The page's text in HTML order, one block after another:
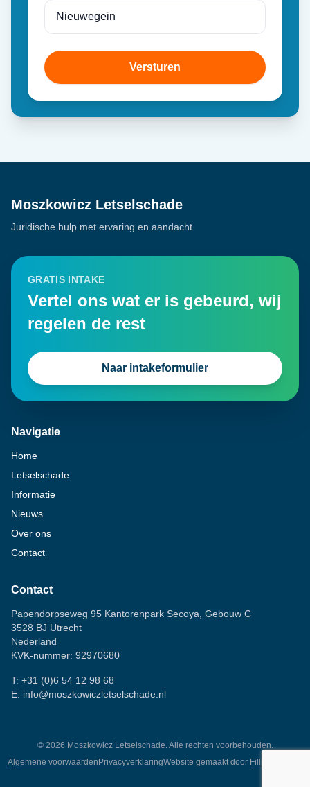
Versturen
Moszkowicz Letselschade
Juridische hulp met ervaring en aandacht
GRATIS INTAKE
Vertel ons wat er is gebeurd, wij
regelen de rest
Naar intakeformulier
Navigatie
Home
Letselschade
Informatie
Nieuws
Over ons
Contact
Contact
Papendorpseweg 95 Kantorenpark Secoya, Gebouw C
3528 BJ Utrecht
Nederland
KVK-nummer: 92970680
T: +31 (0)6 54 12 98 68
E: info@moszkowiczletselschade.nl
© 2026 Moszkowicz Letselschade. Alle rechten voorbehouden.
Algemene voorwaarden PrivacyverklaringWebsite gemaakt door Fillingscreens